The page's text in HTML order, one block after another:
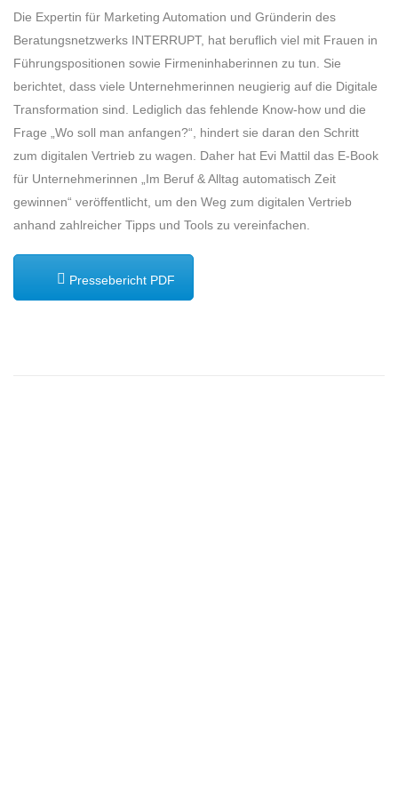
Die Expertin für Marketing Automation und Gründerin des
Beratungsnetzwerks INTERRUPT, hat beruflich viel mit Frauen in
Führungspositionen sowie Firmeninhaberinnen zu tun. Sie
berichtet, dass viele Unternehmerinnen neugierig auf die Digitale
Transformation sind. Lediglich das fehlende Know-how und die
Frage „Wo soll man anfangen?“, hindert sie daran den Schritt
zum digitalen Vertrieb zu wagen. Daher hat Evi Mattil das E-Book
für Unternehmerinnen „Im Beruf & Alltag automatisch Zeit
gewinnen“ veröffentlicht, um den Weg zum digitalen Vertrieb
anhand zahlreicher Tipps und Tools zu vereinfachen.
Pressebericht PDF